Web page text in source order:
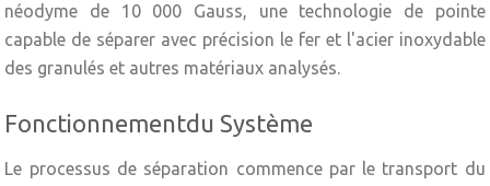
néodyme de 10 000 Gauss, une technologie de pointe
capable de séparer avec précision le fer et l'acier inoxydable
des granulés et autres matériaux analysés.
Fonctionnementdu Système
Le processus de séparation commence par le transport du